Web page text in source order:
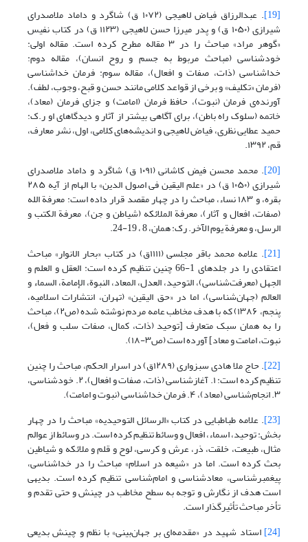
[19]
. عبدالرزاق فیاض لاهیجی (۱۰۷۲ ق) شاگرد و داماد ملاصدرای
شیرازی (۱۰۵۰ ق) و پدر میرزا حسن لاهیجی (۱۱۲۳ ق) در کتاب نفیس
«گوهر مراد» مباحث را در ۳ مقاله مطرح کرده است. مقاله اولی:
خودشناسی (مباحث مربوط به جسم و روح انسان)، مقاله دوم:
خداشناسی (ذات، صفات و افعال)، مقاله سوم: فرمان خداشناسی
(فرمان «تکلیف» و برخی از قواعد کلامی مانند حسن و قبح، وجوب، لطف).
آورنده‌ی فرمان (نبوت)، حافظ فرمان (امامت) و جزای فرمان (معاد)،
خاتمه (سلوک راه باطن)، برای آگاهی بیشتر از آثار و دیدگاهای او ر.ک:
حمید عطایی نظری، فیاض لاهیجی و اندیشه‌های کلامی، اول، نشر معارف،
قم، ۱۳۹۲.
[20]
. محمد محسن فیض کاشانی (۱۰۹۱ ق) شاگرد و داماد ملاصدرای
شیرازی (۱۰۵۰ ق) در «علم الیقین فی اصول الدین» با الهام از آیه ۲۸۵
بقره، و ۱۸۳ نساء، مباحث را در چهار مقصد قرار داده است: معرفة الله
(صفات، افعال و آثار)، معرفة الملائکه (شیاطن و جن)، معرفة الکتب و
الرسل، و معرفة یوم الآخر. رک: همان، 8 ، 19-24.
[21]
. علامه محمد باقر مجلسی (۱۱۱۱ق) در کتاب «بحار الانوار» مباحث
اعتقادی را در جلدهای 1-66 چنین تنظیم کرده است: العقل و العلم و
الجهل (معرفت‌شناسی)، التوحید، العدل، المعاد، النبوة، الإمامة، السماء و
العالم (جهان‌شناسی)، اما در «حق الیقین» (تهران، انتشارات اسلامیه،
پنجم، ۱۳۸۶) که با هدف مخاطب عامه مردم نوشته شده (ص۲)، مباحث
را به همان سبک متعارف [توحید (ذات، کمال، صفات سلب و فعل)،
نبوت، امامت و معاد] آورده است (ص۳-۱۸).
[22]
. حاج ملا هادی سبزواری (۱۲۸۹ق) در اسرار الحکم، مباحث را چنین
تنظیم کرده است: ۱. آغازشناسی (ذات، صفات و افعال)، ۲. خودشناسی،
۳. انجام‌شناسی (معاد)، ۴. فرمان خداشناسی (نبوت و امامت).
[23]
. علامه طباطبایی در کتاب «الرسائل التوحیدیه» مباحث را در چهار
بخش: توحید، اسماء، افعال و وسائط تنظیم کرده است. در وسائط از عوالم
مثال، طبیعت، خلقت، ذر، عرش و کرسی، لوح و قلم و ملائکه و شیاطین
بحث کرده است. اما در «شیعه در اسلام» مباحث را در خداشناسی،
پیغمبرشناسی، معادشناسی و امام‌شناسی تنظیم کرده است. بدیهی
است هدف از نگارش و توجه به سطح مخاطب در چینش و حتی تقدم و
تأخر مباحث تأثیرگذار است.
[24]
استاد شهید در «مقدمه‌ای بر جهان‌بینی» با نظم و چینش بدیعی